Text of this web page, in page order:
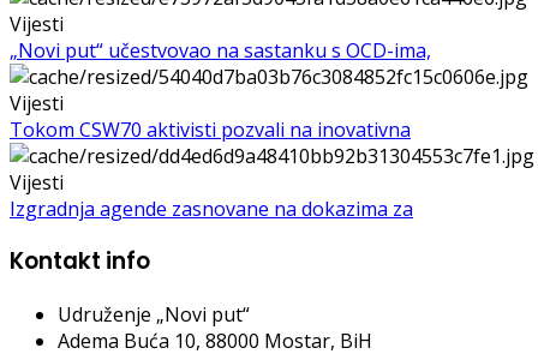
Vijesti
„Novi put“ učestvovao na sastanku s OCD-ima,
Vijesti
Tokom CSW70 aktivisti pozvali na inovativna
Vijesti
Izgradnja agende zasnovane na dokazima za
Kontakt info
Udruženje „Novi put“
Adema Buća 10, 88000 Mostar, BiH